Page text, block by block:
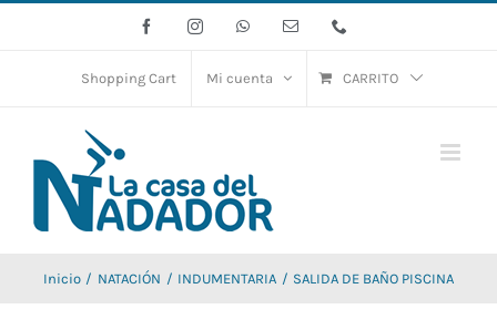
FacebookInstagramWhatsAppCorreo
Shopping Cart Mi cuenta CARRITO
Inicio NATACIÓN INDUMENTARIA SALIDA DE BAÑO PISCINA